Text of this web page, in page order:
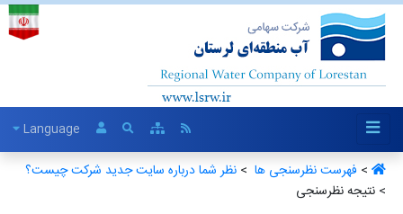
Language
> فهرست نظرسنجی ها ‏ >نظر شما درباره سایت جدید شرکت چیست؟ ‏
> نتیجه نظرسنجی